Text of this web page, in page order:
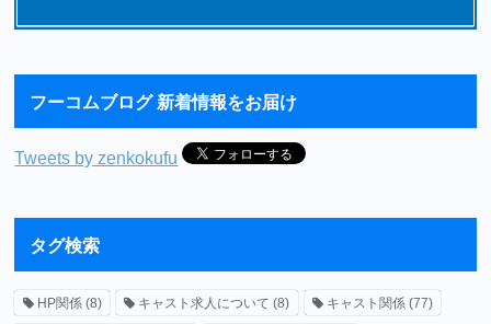
フーコムブログ 新着情報をお届け
Tweets by zenkokufu
タグ検索
HP関係(8) キャスト求人について (8) キャスト関係 (77)